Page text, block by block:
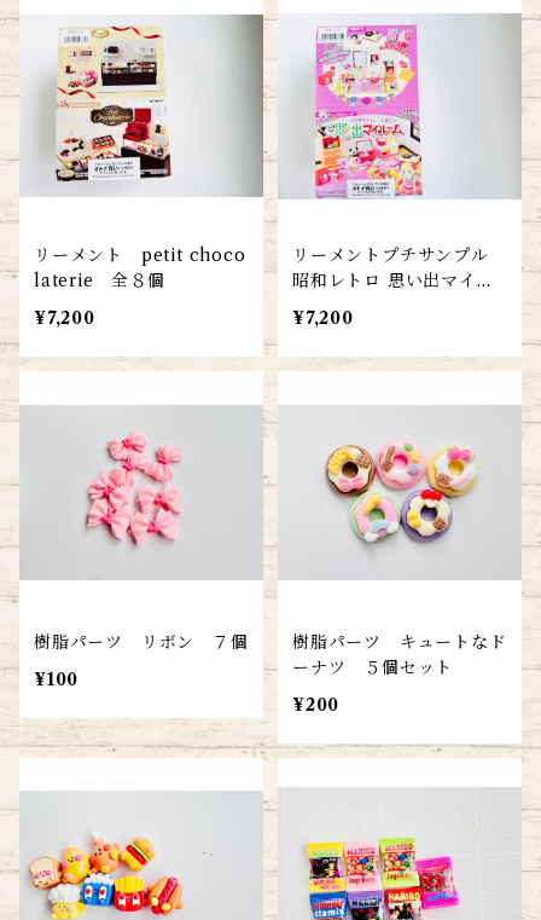
リーメント petit choco
laterie 全８個
¥7,200
リーメントプチサンプル
昭和レトロ 思い出マイル
ーム全８個
¥7,200
樹脂パーツ リボン ７個
¥100
樹脂パーツ キュートなド
ーナツ ５個セット
¥200